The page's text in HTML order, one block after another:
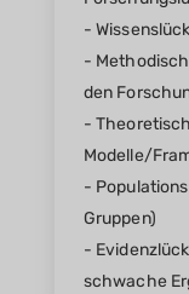
-
-
den
-
Modelle/
-
Gruppen)
-
schwache